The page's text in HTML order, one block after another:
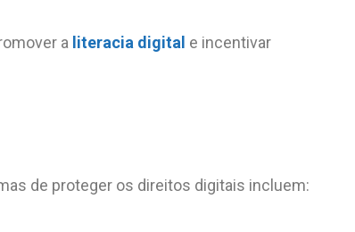
a literacia digital e incentivar
de proteger os direitos digitais incluem: